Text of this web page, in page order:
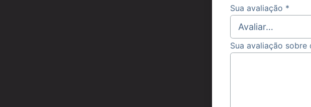
Sua avaliação *
Sua avaliação sobre